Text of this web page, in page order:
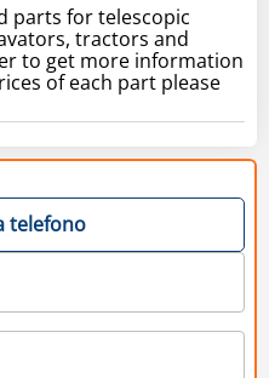
parts for telescopic
tractors and
to get more information
of each part please
telefono